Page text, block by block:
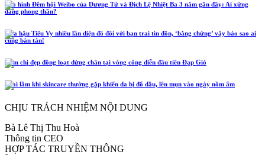
Tạo hình Đêm hội Weibo của Dương Tử và Địch Lệ Nhiệt Ba 3 năm gần đây: Ai xứng
đáng phong thần?
Hoa hậu Tiểu Vy nhiều lần diện đồ đôi với bạn trai tin đồn, ‘bằng chứng’ vậy bảo sao ai
cũng bàn tán!
Năm chị đẹp đồng loạt dừng chân tại vòng công diễn đầu tiên Đạp Gió
4 sai lầm khi skincare thường gặp khiến da bị đổ dầu, lên mụn vào ngày nồm ẩm
CHỊU TRÁCH NHIỆM NỘI DUNG
Bà Lê Thị Thu Hoà
Thông tin CEO
HỢP TÁC TRUYỀN THÔNG